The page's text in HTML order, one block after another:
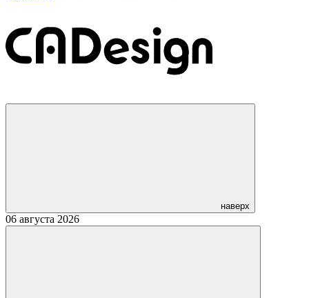
наверх
06 августа 2026